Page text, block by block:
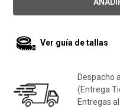
Ver guía de tallas
Despacho
(Entrega
Entregas